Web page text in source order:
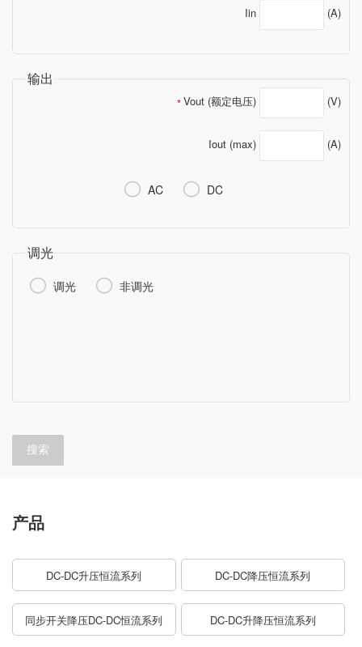
Iin (A)
输出
*Vout (额定电压) (V)
Iout (max) (A)
 AC  DC
调光
 调光  非调光
搜索
产品
DC-DC升压恒流系列 DC-DC降压恒流系列
同步开关降压DC-DC恒流系列 DC-DC升降压恒流系列